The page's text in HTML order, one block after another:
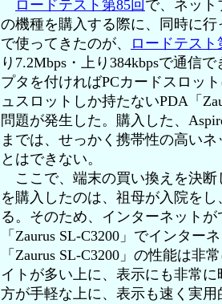
ロードテスト第85回 で、ネット
の機種を購入する際に、同時に
で使ってきたのが、
ロードテスト
り7.2Mbps・上り384kbpsで通信
プタを付ければPCカードスロッ
ュスロットしか持たないPDA「
問題が発生した。購入した、
までは、せっかく携帯性の高い
とはできない。
ここで、端末の買い換えを決断
を購入したのは、祖母が入院を
る。そのため、インターネット
「Zaurus SL-C3200」でインタ
「Zaurus SL-C3200」の性能は
イトが多い上に、表示にも非常
方が手軽な上に、表示も速く実用